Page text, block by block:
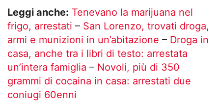
Leggi anche: Tenevano la marijuana nel
frigo, arrestati – San Lorenzo, trovati droga,
armi e munizioni in un’abitazione – Droga in
casa, anche tra i libri di testo: arrestata
un’intera famiglia – Novoli, più di 350
grammi di cocaina in casa: arrestati due
coniugi 60enni